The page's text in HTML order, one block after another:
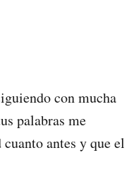
con mucha
palabras me
antes y que el